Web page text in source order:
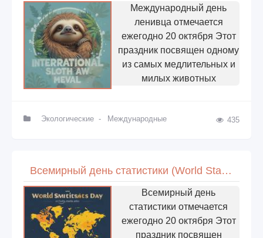
Международный день
ленивца отмечается
ежегодно 20 октября Этот
праздник посвящен одному
из самых медлительных и
милых животных
Экологические - Международные 435
Всемирный день статистики (World Statistics Day)
Всемирный день
статистики отмечается
ежегодно 20 октября Этот
праздник посвящен